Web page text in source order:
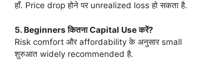
हाँ. Price drop होने पर unrealized loss हो सकता है.
5. Beginners कितना Capital Use करें?
Risk comfort और affordability के अनुसार small
शुरुआत widely recommended है.